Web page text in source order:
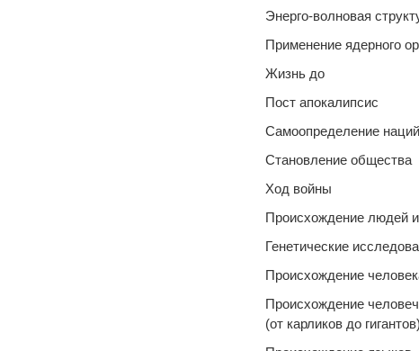
Энерго-волновая
Применение ядерного
Жизнь до
Пост апокалипсис
Самоопределение
Становление общества
Ход войны
Происхождение людей
Генетические
Происхождение
Происхождение
(от карликов до гигантов)